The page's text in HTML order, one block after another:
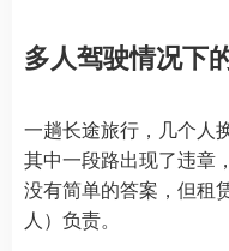
多人驾驶情况下
一趟长途旅行，几个人
其中一段路出现了违章
没有简单的答案，但租
人）负责。